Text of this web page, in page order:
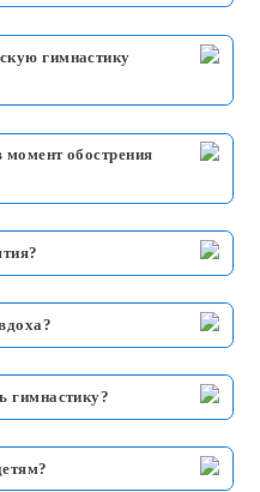
гимнастику
обострения
гимнастику?